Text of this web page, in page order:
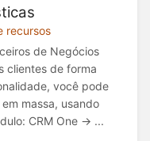
recursos
de Negócios
clientes de forma
você pode
massa, usando
CRM One → ...